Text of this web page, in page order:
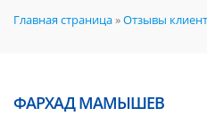
Главная страница»Отзывы
ФАРХАД МАМЫШЕВ